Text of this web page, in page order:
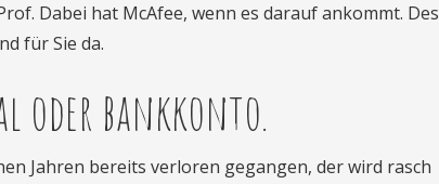
Dabei hat McAfee, wenn es darauf ankommt. Des
für Sie da.
oder bankkonto.
Jahren bereits verloren gegangen, der wird rasch